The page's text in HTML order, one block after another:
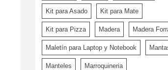
Kit para Asado Kit para Mate
Kit para Pizza Madera Madera
Maletín para Laptop y Notebook
Manteles Marroquineria